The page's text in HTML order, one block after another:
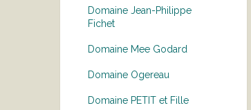
Domaine Jean-Philippe
Fichet
Domaine Mee Godard
Domaine Ogereau
Domaine PETIT et Fille